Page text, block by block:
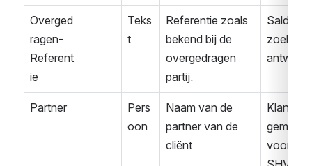
Overged
ragen-
Referent
ie
Teks
t
Referentie zoals
bekend bij de
overgedragen
partij.
Saldover
zoek
Partner
Pers
oon
Naam van de
partner van de
cliënt
Klant
gemeld
voor